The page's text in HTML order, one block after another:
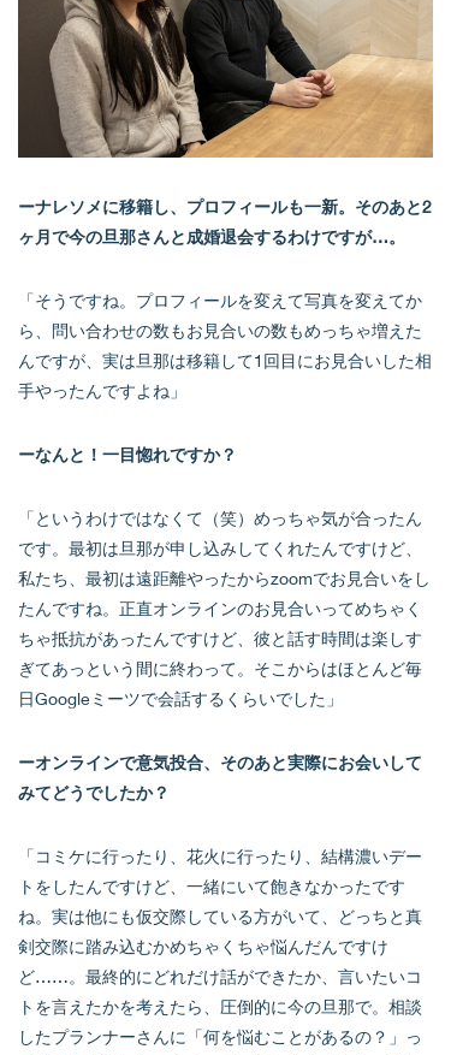
ーナレソメに移籍し、プロフィールも一新。そのあと2
ヶ月で今の旦那さんと成婚退会するわけですが…。
「そうですね。プロフィールを変えて写真を変えてか
ら、問い合わせの数もお見合いの数もめっちゃ増えた
んですが、実は旦那は移籍して1回目にお見合いした相
手やったんですよね」
ーなんと！一目惚れですか？
「というわけではなくて（笑）めっちゃ気が合ったん
です。最初は旦那が申し込みしてくれたんですけど、
私たち、最初は遠距離やったからzoomでお見合いをし
たんですね。正直オンラインのお見合いってめちゃく
ちゃ抵抗があったんですけど、彼と話す時間は楽しす
ぎてあっという間に終わって。そこからはほとんど毎
日Googleミーツで会話するくらいでした」
ーオンラインで意気投合、そのあと実際にお会いして
みてどうでしたか？
「コミケに行ったり、花火に行ったり、結構濃いデー
トをしたんですけど、一緒にいて飽きなかったです
ね。実は他にも仮交際している方がいて、どっちと真
剣交際に踏み込むかめちゃくちゃ悩んだんですけ
ど……。最終的にどれだけ話ができたか、言いたいコ
トを言えたかを考えたら、圧倒的に今の旦那で。相談
したプランナーさんに「何を悩むことがあるの？」っ